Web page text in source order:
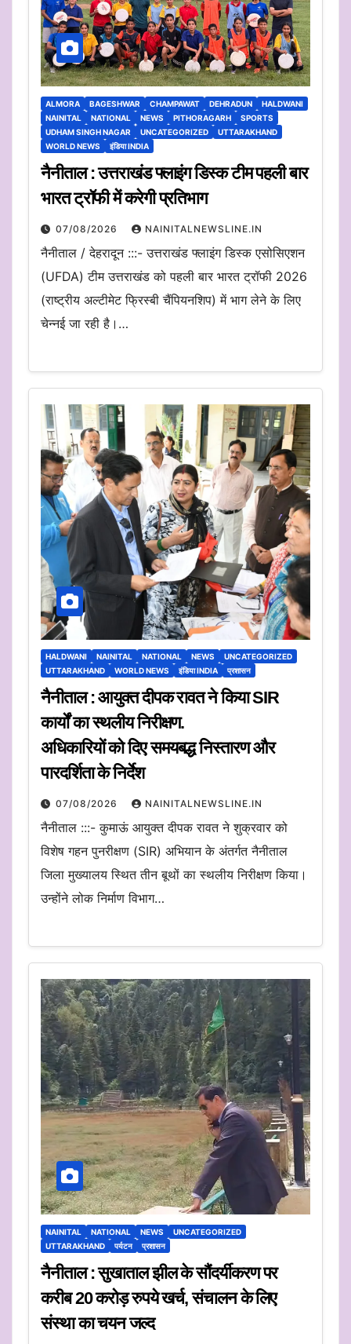
ALMORA BAGESHWAR CHAMPAWAT DEHRADUN
HALDWANI
NAINITAL
NATIONAL NEWS PITHORAGARH
SPORTS
UDHAM SINGH NAGAR
UNCATEGORIZED
UTTARAKHAND
WORLD NEWS
इंडिया INDIA
नैनीताल : उत्तराखंड फ्लाइंग डिस्क टीम पहली बार
भारत ट्रॉफी में करेगी प्रतिभाग
07/08/2026 NAINITALNEWSLINE.IN
नैनीताल / देहरादून :::- उत्तराखंड फ्लाइंग डिस्क एसोसिएशन
(UFDA) टीम उत्तराखंड को पहली बार भारत ट्रॉफी 2026
(राष्ट्रीय अल्टीमेट फ्रिस्बी चैंपियनशिप) में भाग लेने के लिए
चेन्नई जा रही है।…
HALDWANI NAINITAL NATIONAL NEWS
UNCATEGORIZED
UTTARAKHAND
WORLD NEWS इंडिया INDIA प्रशासन
नैनीताल : आयुक्त दीपक रावत ने किया SIR
कार्यों का स्थलीय निरीक्षण.
अधिकारियों को दिए समयबद्ध निस्तारण और
पारदर्शिता के निर्देश
07/08/2026 NAINITALNEWSLINE.IN
नैनीताल :::- कुमाऊं आयुक्त दीपक रावत ने शुक्रवार को
विशेष गहन पुनरीक्षण (SIR) अभियान के अंतर्गत नैनीताल
जिला मुख्यालय स्थित तीन बूथों का स्थलीय निरीक्षण किया।
उन्होंने लोक निर्माण विभाग…
NAINITAL NATIONAL NEWS
UNCATEGORIZED
UTTARAKHAND
पर्यटन प्रशासन
नैनीताल : सुखाताल झील के सौंदर्यीकरण पर
करीब 20 करोड़ रुपये खर्च, संचालन के लिए
संस्था का चयन जल्द